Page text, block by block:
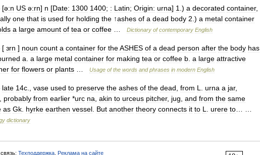
[ə:n US ə:rn] n [Date: 1300 1400; : Latin; Origin: urna] 1 .) a decorated container,
one that is used for holding the ↑ashes of a dead body 2 .) a metal container
a large amount of tea or coffee Dictionary of contemporary English
[ ɜrn ] noun count a container for theASHES of a dead person after the body has
a a large metal container for making tea or coffee b a large attractive
for flowers or plants Usage of the words and phrases in modern English
late 14c vase used to preserve the ashes of the dead from L urna a jar,
probably from earlier *urc na akin to urceus pitcher, jug and from the same
as Gk hyrke earthen vessel But another theory connects it to L urere to
dictionary
Техподдержка Реклама на сайте